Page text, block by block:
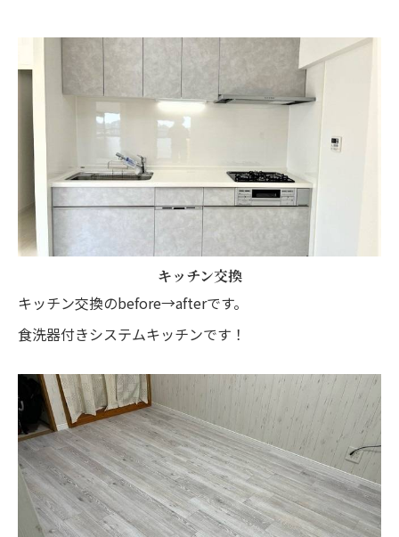
キッチン交換
キッチン交換のbefore→afterです。
食洗器付きシステムキッチンです！